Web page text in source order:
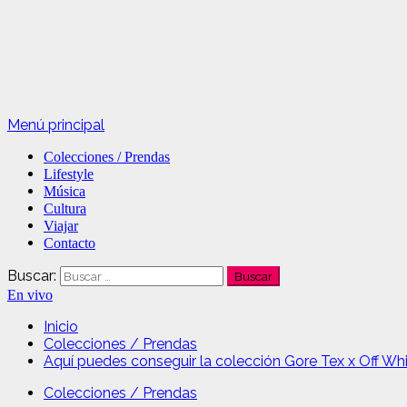
Menú principal
Colecciones / Prendas
Lifestyle
Música
Cultura
Viajar
Contacto
Buscar:
En vivo
Inicio
Colecciones / Prendas
Aquí puedes conseguir la colección Gore Tex x Off
Colecciones / Prendas